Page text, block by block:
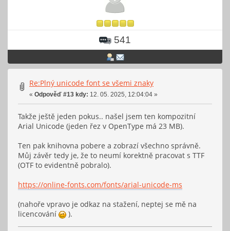
541
Re:Plný unicode font se všemi znaky
« Odpověď #13 kdy: 12. 05. 2025, 12:04:04 »
Takže ještě jeden pokus.. našel jsem ten kompozitní
Arial Unicode (jeden řez v OpenType má 23 MB).
Ten pak knihovna pobere a zobrazí všechno správně.
Můj závěr tedy je, že to neumí korektně pracovat s TTF
(OTF to evidentně pobralo).
https://online-fonts.com/fonts/arial-unicode-ms
(nahoře vpravo je odkaz na stažení, neptej se mě na
licencování
).